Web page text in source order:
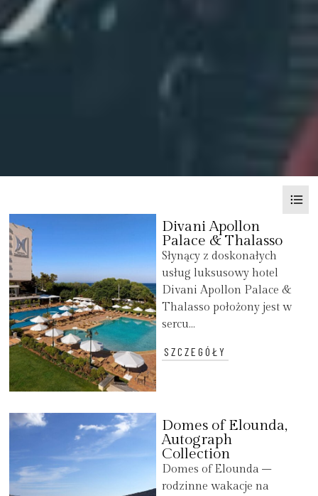
Divani Apollon
Palace & Thalasso
Słynący z doskonałych
usług luksusowy hotel
Divani Apollon Palace &
Thalasso położony jest w
sercu...
SZCZEGÓŁY
Domes of Elounda,
Autograph
Collection
Domes of Elounda –
rodzinne wakacje na